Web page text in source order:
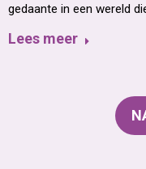
gedaante in een wereld
Lees meer